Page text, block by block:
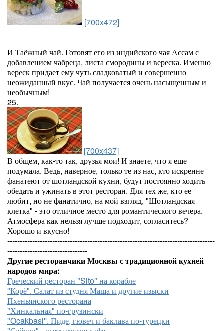
[700x472]
И Таёжный чай. Готовят его из индийского чая Ассам с
добавлением чабреца, листа смородины и вереска. Именно
вереск придает ему чуть сладковатый и совершенно
неожиданный вкус. Чай получается очень насыщенным и
необычным!
25.
[700x437]
В общем, как-то так, друзья мои! И знаете, что я еще
подумала. Ведь, наверное, только те из нас, кто искренне
фанатеют от шотландской кухни, будут постоянно ходить
обедать и ужинать в этот ресторан. Для тех же, кто ее
любит, но не фанатично, на мой взгляд, "Шотландская
клетка" - это отличное место для романтического вечера.
Атмосфера как нельзя лучше подходит, согласитесь?
Хорошо и вкусно!
-----------------------------------------------------------------------------------
--------------------------------
Другие ресторанчики Москвы с традиционной кухней
народов мира:
Греческий ресторан "Sito" на корабле
"Корё". Салат из студня Маша и другие изыски
Пхеньянского ресторана
"Хинкальная" по-грузински
"Ocakbasi''. Пиде, гювеч и баклава по-турецки